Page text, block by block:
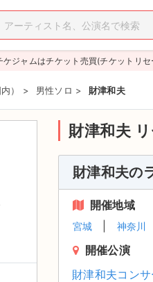
ケジャムはチケット売買(チケットリ
） > 男性ソロ > 財津和夫
財津和夫
財津和夫の
開催地域
宮城 神奈川
開催公演
財津和夫コン